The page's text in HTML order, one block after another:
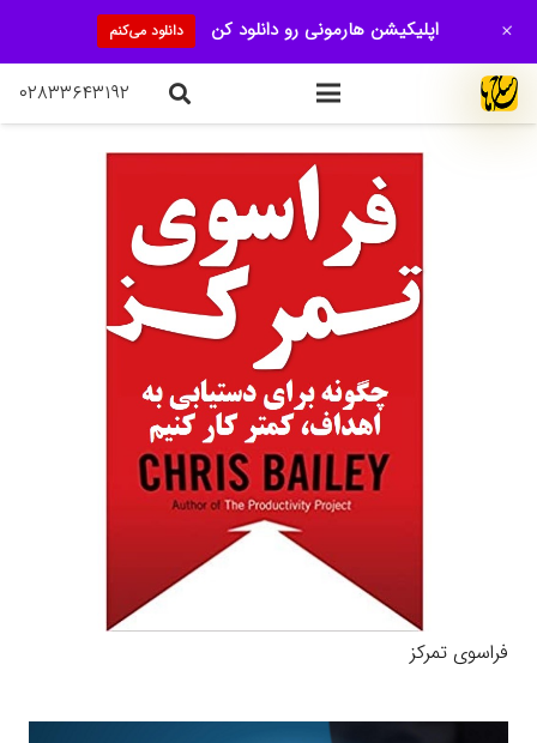
۰۲۸۳۳۶۴۳۱۹۲
فراسوی تمرکز
اپلیکیشن هارمونی رو دانلود کن دانلود می‌کنم +